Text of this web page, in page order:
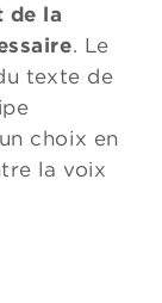
de la
. Le
texte de
choix en
la voix